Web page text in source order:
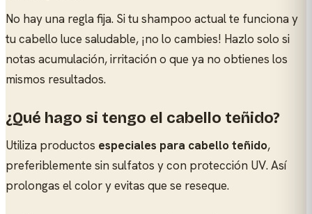
No hay una regla fija. Si tu shampoo actual te funciona y
tu cabello luce saludable, ¡no lo cambies! Hazlo solo si
notas acumulación, irritación o que ya no obtienes los
mismos resultados.
¿Qué hago si tengo el cabello teñido?
Utiliza productos especiales para cabello teñido,
preferiblemente sin sulfatos y con protección UV. Así
prolongas el color y evitas que se reseque.